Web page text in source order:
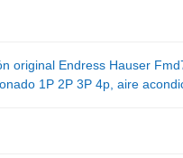
original Endress Hauser
1P 2P 3P 4p, aire